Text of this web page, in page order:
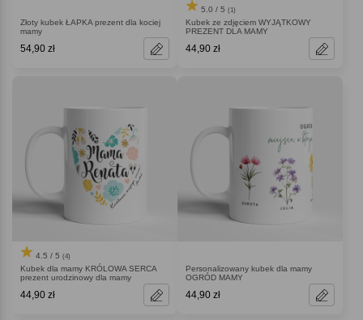
Złoty kubek ŁAPKA prezent dla kociej
mamy
54,90 zł
5.0 / 5 (1)
Kubek ze zdjęciem WYJĄTKOWY
PREZENT DLA MAMY
44,90 zł
4.5 / 5 (4)
Kubek dla mamy KRÓLOWA SERCA
prezent urodzinowy dla mamy
44,90 zł
Personalizowany kubek dla mamy
OGRÓD MAMY
44,90 zł